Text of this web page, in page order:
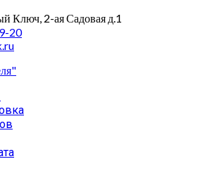
Ключ, 2-ая Садовая д.1
20